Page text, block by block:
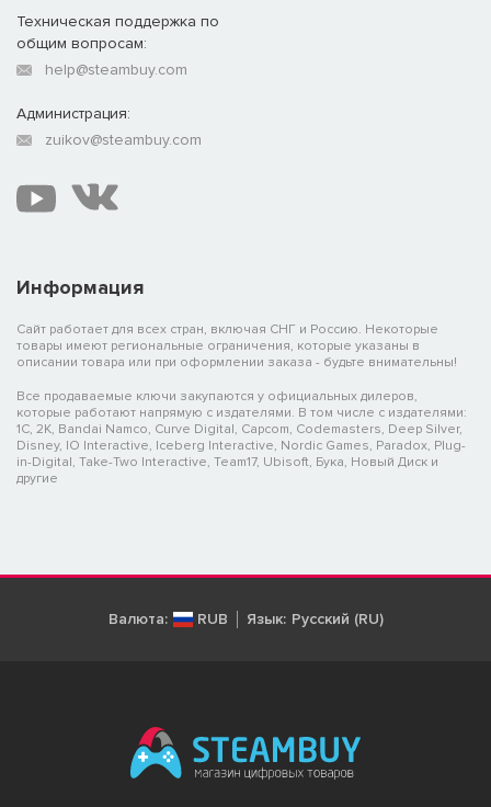
Информация
Сайт работает для всех стран, включая СНГ и Россию. Некоторые
товары имеют региональные ограничения, которые указаны в
описании товара или при оформлении заказа - будьте внимательны!
Все продаваемые ключи закупаются у официальных дилеров,
которые работают напрямую с издателями. В том числе с издателями:
1C, 2K, Bandai Namco, Curve Digital, Capcom, Codemasters, Deep Silver,
Disney, IO Interactive, Iceberg Interactive, Nordic Games, Paradox, Plug-
in-Digital, Take-Two Interactive, Team17, Ubisoft, Бука, Новый Диск и
другие
Техническая поддержка по
общим вопросам:
help@steambuy.com
Администрация:
zuikov@steambuy.com
Валюта: RUB Язык: Русский (RU)